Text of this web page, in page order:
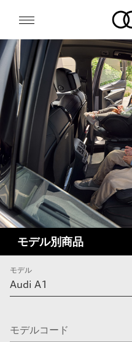
モデル別商品
モデル